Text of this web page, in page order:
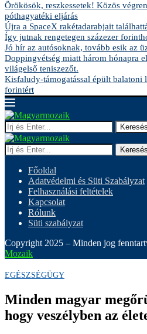
Örökösök, reszkessetek! Közös
póthagyatéki eljárás
Újra a SpaceX rakétadarabjait
Így jutnak rengetegen százezer
Jó hír az autósoknak, tovább esik az
Doppingvétség miatt három hónapra
világelső teniszezőt.
Kisfaludy-támogatással épült
forintért
Keresés
Keresés
Főoldal
Adatvédelmi és Süti Szabályzat
Felhasználási feltételek
Kapcsolat
Rólunk
Süti szabályzat
Copyright 2025 – Minden jog
Mozaik
EGÉSZSÉGÜGY
Minden magyar
hogy veszélyben az